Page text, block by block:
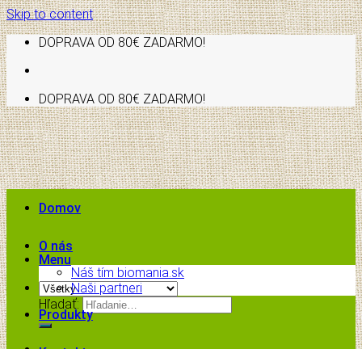
Skip to content
DOPRAVA OD 80€ ZADARMO!
DOPRAVA OD 80€ ZADARMO!
Menu
Hľadať:
Domov
O nás
Náš tím biomania.sk
Naši partneri
Produkty